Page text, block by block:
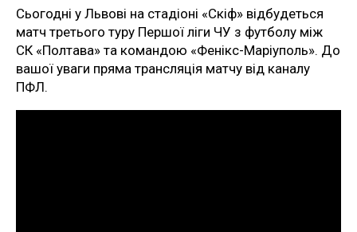
Сьогодні у Львові на стадіоні «Скіф» відбудеться
матч третього туру Першої ліги ЧУ з футболу між
СК «Полтава» та командою «Фенікс-Маріуполь». До
вашої уваги пряма трансляція матчу від каналу
ПФЛ.